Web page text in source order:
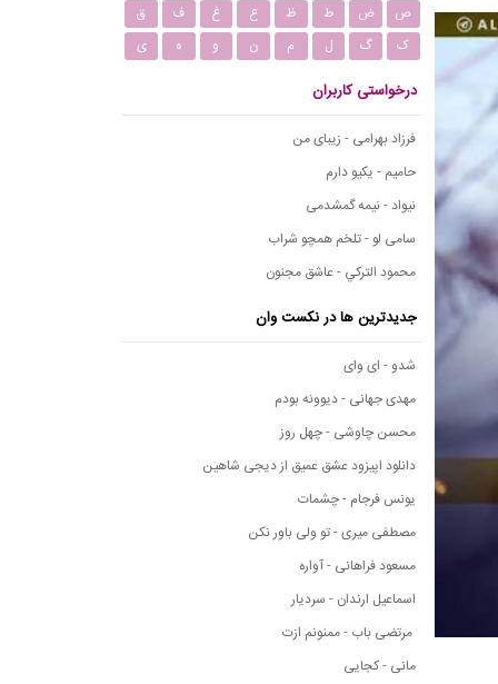
ص
ض ط ظ ع غ ف
ق
ک
گ ل م ن و ه ی
درخواستی کاربران
فرزاد بهرامی - زیبای من
حامیم - یکیو دارم
نیواد - نیمه گمشدمی
سامی لو - تلخم همچو شراب
محمود التركي - عاشق مجنون
جدیدترین ها در نکست وان
شدو - ای وای
مهدی جهانی - دیوونه بودم
محسن چاوشی - چهل روز
دانلود اپیزود عشق عمیق از دیجی شاهین
یونس فرجام - چشمات
مصطفی میری - تو ولی باور نکن
مسعود فراهانی - آواره
اسماعیل ارندان - سردیار
مرتضی باب - ممنونم ازت
مانی - کجایی